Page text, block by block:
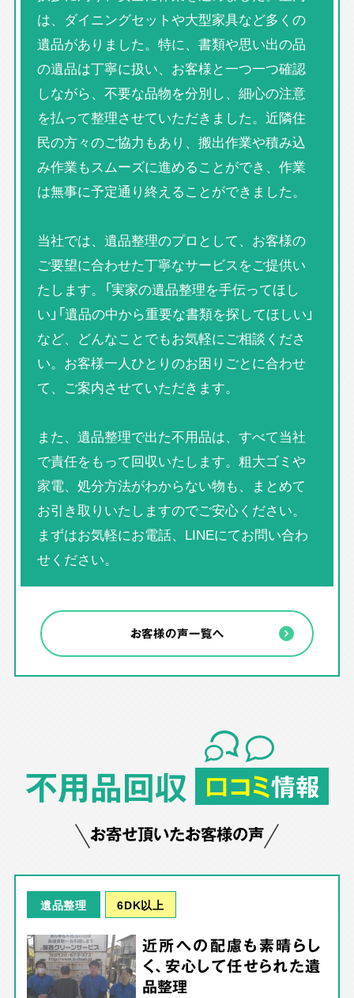
は、ダイニングセットや大型家具など多くの
遺品がありました。特に、書類や思い出の品
の遺品は丁寧に扱い、お客様と一つ一つ確認
しながら、不要な品物を分別し、細心の注意
を払って整理させていただきました。近隣住
民の方々のご協力もあり、搬出作業や積み込
み作業もスムーズに進めることができ、作業
は無事に予定通り終えることができました。
当社では、遺品整理のプロとして、お客様の
ご要望に合わせた丁寧なサービスをご提供い
たします。「実家の遺品整理を手伝ってほし
い」「遺品の中から重要な書類を探してほしい」
など、どんなことでもお気軽にご相談くださ
い。お客様一人ひとりのお困りごとに合わせ
て、ご案内させていただきます。
また、遺品整理で出た不用品は、すべて当社
で責任をもって回収いたします。粗大ゴミや
家電、処分方法がわからない物も、まとめて
お引き取りいたしますのでご安心ください。
まずはお気軽にお電話、LINEにてお問い合わ
せください。
お客様の声一覧へ
不用品回収 口コミ情報
お寄せ頂いたお客様の声
遺品整理 6DK以上
近所への配慮も素晴らし
く、安心して任せられた遺
品整理